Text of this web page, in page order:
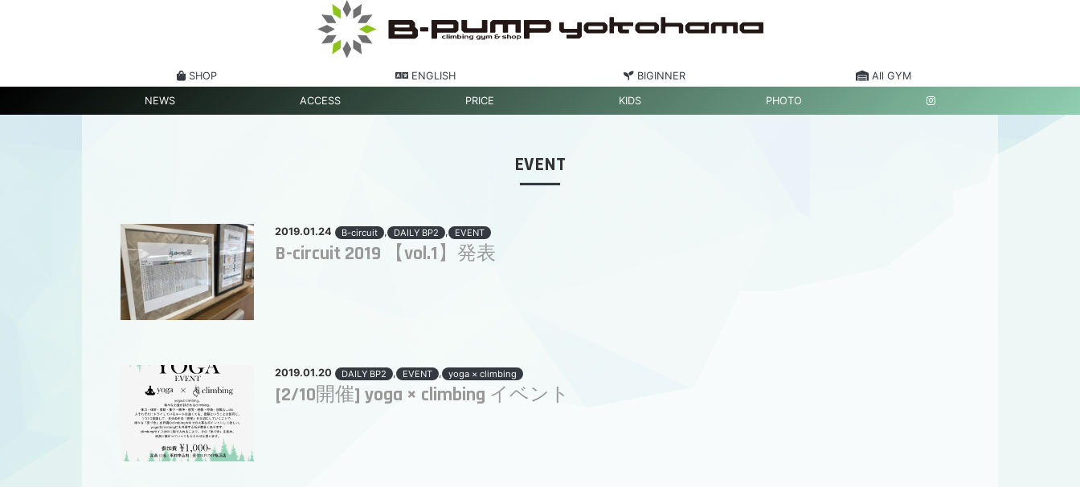
SHOP ENGLISH BIGINNER All GYM
NEWS ACCESS PRICE KIDS PHOTO
EVENT
2019.01.24 B-circuit , DAILY BP2 , EVENT
B-circuit 2019 【vol.1】発表
2019.01.20 DAILY BP2 , EVENT , yoga × climbing
[2/10開催] yoga × climbing イベント